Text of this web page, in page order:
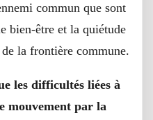
commun que sont
bien-être et la quiétude
la frontière commune.
les difficultés liées à
mouvement par la